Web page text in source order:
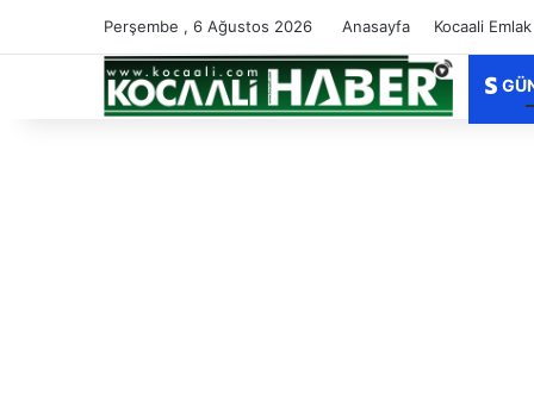
Perşembe , 6 Ağustos 2026 Anasayfa Kocaali Emlak